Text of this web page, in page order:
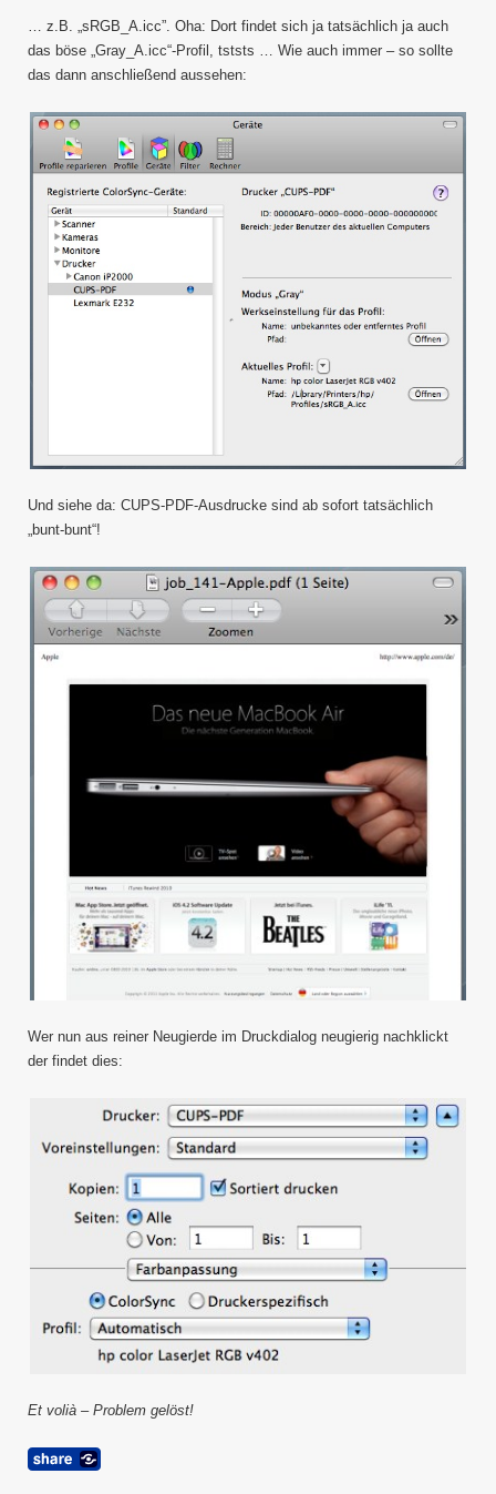
… z.B. „sRGB_A.icc”. Oha: Dort findet sich ja tatsächlich ja auch
das böse „Gray_A.icc“-Profil, tststs … Wie auch immer – so sollte
das dann anschließend aussehen:
Und siehe da: CUPS-PDF-Ausdrucke sind ab sofort tatsächlich
„bunt-bunt“!
Wer nun aus reiner Neugierde im Druckdialog neugierig nachklickt
der findet dies:
Et volià – Problem gelöst!